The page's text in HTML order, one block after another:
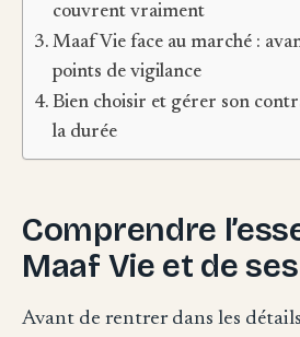
couvrent vraiment
Maaf Vie face au marché :
points de vigilance
Bien choisir et gérer son
la durée
Comprendre
Maaf Vie et de
Avant de rentrer dans les